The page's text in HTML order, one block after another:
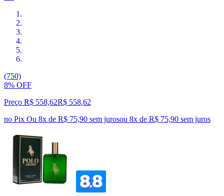
(750)
8% OFF
Preço R$ 558,62R$ 558,62
no Pix Ou 8x de R$ 75,90 sem jurosou 8x de R$ 75,90 sem juros